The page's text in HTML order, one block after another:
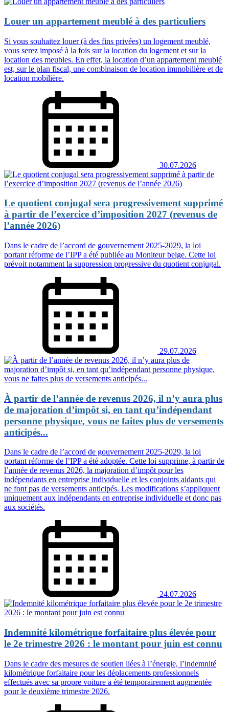
Louer un appartement meublé à des particuliers
Si vous souhaitez louer (à des fins privées) un logement meublé,
vous serez imposé à la fois sur la location du logement et sur la
location des meubles. En effet, la location d’un appartement meublé
est, sur le plan fiscal, une combinaison de location immobilière et de
location mobilière.
30.07.2026
Le quotient conjugal sera progressivement supprimé
à partir de l’exercice d’imposition 2027 (revenus de
l’année 2026)
Dans le cadre de l’accord de gouvernement 2025‑2029, la loi
portant réforme de l’IPP a été publiée au Moniteur belge. Cette loi
prévoit notamment la suppression progressive du quotient conjugal.
29.07.2026
À partir de l’année de revenus 2026, il n’y aura plus
de majoration d’impôt si, en tant qu’indépendant
personne physique, vous ne faites plus de versements
anticipés...
Dans le cadre de l’accord de gouvernement 2025-2029, la loi
portant réforme de l’IPP a été adoptée. Cette loi supprime, à partir de
l’année de revenus 2026, la majoration d’impôt pour les
indépendants en entreprise individuelle et les conjoints aidants qui
ne font pas de versements anticipés. Les modifications s’appliquent
uniquement aux indépendants en entreprise individuelle et donc pas
aux sociétés.
24.07.2026
Indemnité kilométrique forfaitaire plus élevée pour
le 2e trimestre 2026 : le montant pour juin est connu
Dans le cadre des mesures de soutien liées à l’énergie, l’indemnité
kilométrique forfaitaire pour les déplacements professionnels
effectués avec sa propre voiture a été temporairement augmentée
pour le deuxième trimestre 2026.